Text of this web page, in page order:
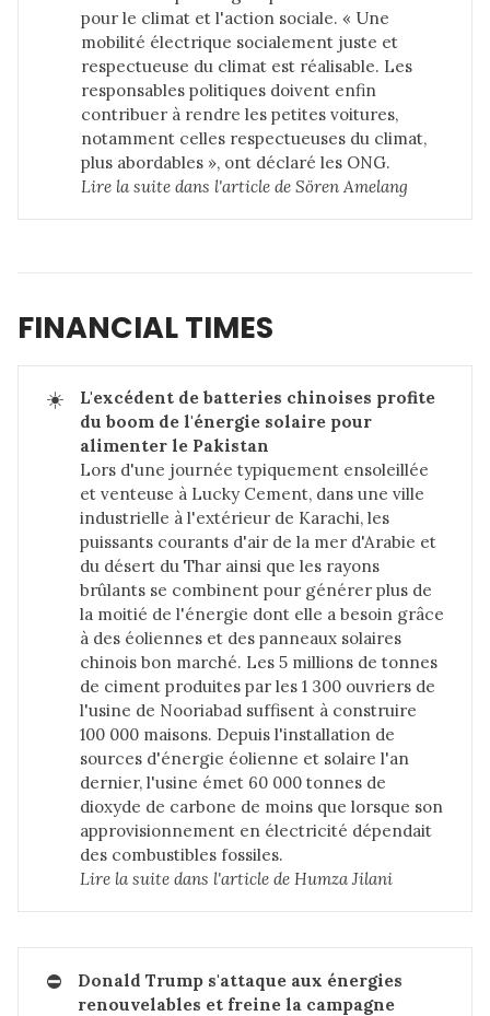
pour le climat et l'action sociale. « Une
mobilité électrique socialement juste et
respectueuse du climat est réalisable. Les
responsables politiques doivent enfin
contribuer à rendre les petites voitures,
notamment celles respectueuses du climat,
plus abordables », ont déclaré les ONG.
Lire la suite dans l'article de Sören Amelang
FINANCIAL TIMES
☀️
L'excédent de batteries chinoises profite
du boom de l'énergie solaire pour
alimenter le Pakistan
Lors d'une journée typiquement ensoleillée
et venteuse à Lucky Cement, dans une ville
industrielle à l'extérieur de Karachi, les
puissants courants d'air de la mer d'Arabie et
du désert du Thar ainsi que les rayons
brûlants se combinent pour générer plus de
la moitié de l'énergie dont elle a besoin grâce
à des éoliennes et des panneaux solaires
chinois bon marché. Les 5 millions de tonnes
de ciment produites par les 1 300 ouvriers de
l'usine de Nooriabad suffisent à construire
100 000 maisons. Depuis l'installation de
sources d'énergie éolienne et solaire l'an
dernier, l'usine émet 60 000 tonnes de
dioxyde de carbone de moins que lorsque son
approvisionnement en électricité dépendait
des combustibles fossiles.
Lire la suite dans l'article de Humza Jilani
⛔
Donald Trump s'attaque aux énergies
renouvelables et freine la campagne